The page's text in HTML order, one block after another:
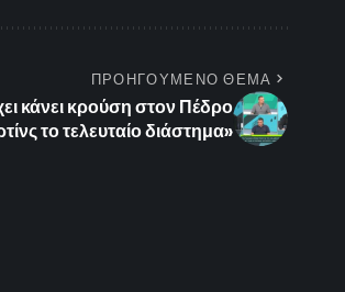
ΠΡΟΗΓΟΥΜΕΝΟ ΘΕΜΑ
κάνει κρούση στον Πέδρο
το τελευταίο διάστημα»